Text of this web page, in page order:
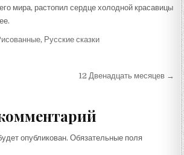
мира, растопил сердце холодной красавицы
, Русские сказки
12 Двенадцать месяцев →
опубликован. Обязательные поля